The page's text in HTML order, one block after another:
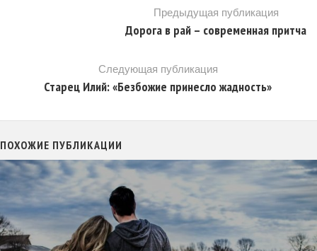
Предыдущая публикация
Дорога в рай – современная притча
Следующая публикация
Старец Илий: «Безбожие принесло жадность»
ПОХОЖИЕ ПУБЛИКАЦИИ